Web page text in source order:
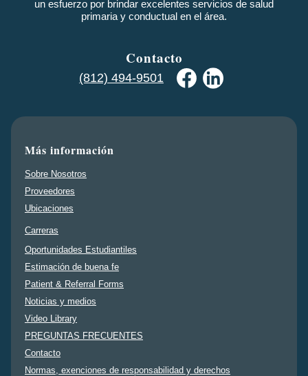
un esfuerzo por brindar excelentes servicios de salud
primaria y conductual en el área.
Contacto
(812) 494-9501
Más información
Sobre Nosotros
Proveedores
Ubicaciones
Carreras
Oportunidades Estudiantiles
Estimación de buena fe
Patient & Referral Forms
Noticias y medios
Video Library
PREGUNTAS FRECUENTES
Contacto
Normas, exenciones de responsabilidad y derechos